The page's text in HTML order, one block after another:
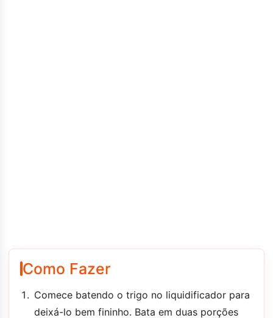
Como Fazer
Comece batendo o trigo no liquidificador para
deixá-lo bem fininho. Bata em duas porções